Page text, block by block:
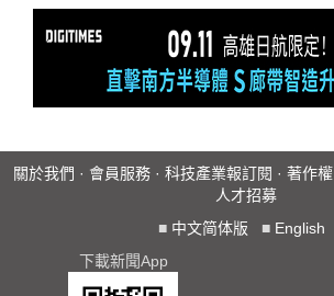
關於我們 · 會員服務 · 科技產業報訂閱 · 著作權
人才招募
■ 中文简体版 ■ English
下載新聞App